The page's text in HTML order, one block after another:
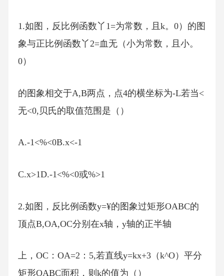
1.如图，反比例函数丫1=为常数，且k。0）的图
象与正比例函数丫2=血无（小为常数，且小。
0）
的图象相交于A,B两点，点4的横坐标为-L若当<
无<0,贝氏的取值范围是（）
A.-1<%<0B.x<-1
C.x>1D.-1<%<0或%>1
2.如图，反比例函数y=¥的图象过矩形OABC的
顶点B,OA,OC分别在x轴，y轴的正半轴
上，OC：OA=2：5,若直线y=kx+3（k^O）平分
矩形OABC面积，则k的值为（）